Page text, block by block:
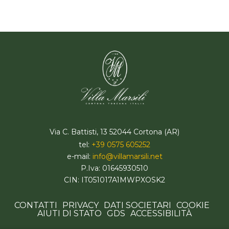
Via C. Battisti, 13 52044 Cortona (AR)
tel: +39 0575 605252
e-mail: info@villamarsili.net
P.Iva: 01645930510
CIN: IT051017A1MWPXOSK2
CONTATTI PRIVACY DATI SOCIETARI
COOKIE
AIUTI DI STATO GDS ACCESSIBILITÀ